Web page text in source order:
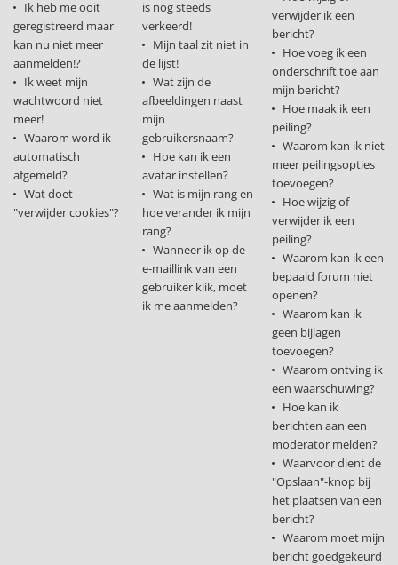
Ik heb me ooit
geregistreerd maar
kan nu niet meer
aanmelden!?
Ik weet mijn
wachtwoord niet
meer!
Waarom word ik
automatisch
afgemeld?
Wat doet
"verwijder cookies"?
is nog steeds
verkeerd!
Mijn taal zit niet in
de lijst!
Wat zijn de
afbeeldingen naast
mijn
gebruikersnaam?
Hoe kan ik een
avatar instellen?
Wat is mijn rang en
hoe verander ik mijn
rang?
Wanneer ik op de
e-maillink van een
gebruiker klik, moet
ik me aanmelden?
verwijder ik een
bericht?
Hoe voeg ik een
onderschrift toe aan
mijn bericht?
Hoe maak ik een
peiling?
Waarom kan ik niet
meer peilingsopties
toevoegen?
Hoe wijzig of
verwijder ik een
peiling?
Waarom kan ik een
bepaald forum niet
openen?
Waarom kan ik
geen bijlagen
toevoegen?
Waarom ontving ik
een waarschuwing?
Hoe kan ik
berichten aan een
moderator melden?
Waarvoor dient de
"Opslaan"-knop bij
het plaatsen van een
bericht?
Waarom moet mijn
bericht goedgekeurd